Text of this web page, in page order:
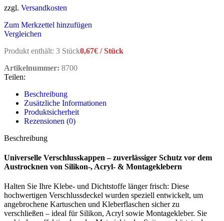
zzgl. Versandkosten
Zum Merkzettel hinzufügen
Vergleichen
Produkt enthält: 3 Stück0,67€ /Stück
Artikelnummer: 8700
Teilen:
Beschreibung
Zusätzliche Informationen
Produktsicherheit
Rezensionen (0)
Beschreibung
Universelle Verschlusskappen – zuverlässiger Schutz vor dem
Austrocknen von Silikon-, Acryl- & Montageklebern
Halten Sie Ihre Klebe- und Dichtstoffe länger frisch: Diese
hochwertigen Verschlussdeckel wurden speziell entwickelt, um
angebrochene Kartuschen und Kleberflaschen sicher zu
verschließen – ideal für Silikon, Acryl sowie Montagekleber. Sie